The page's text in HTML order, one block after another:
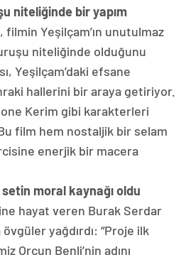
niteliğinde bir yapım
Yeşilçam’ın unutulmaz
niteliğinde olduğunu
Yeşilçam’daki efsane
hallerini bir araya getiriyor.
Kerim gibi karakterleri
film hem nostaljik bir selam
enerjik bir macera
moral kaynağı oldu
hayat veren Burak Serdar
yağdırdı: “Proje ilk
Orçun Benli’nin adını